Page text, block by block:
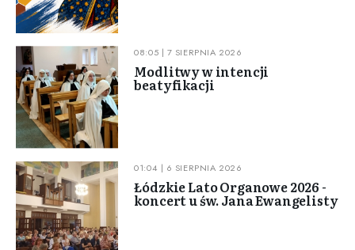
08:05 | 7 SIERPNIA 2026
Modlitwy w intencji
beatyfikacji
01:04 | 6 SIERPNIA 2026
Łódzkie Lato Organowe 2026 -
koncert u św. Jana Ewangelisty